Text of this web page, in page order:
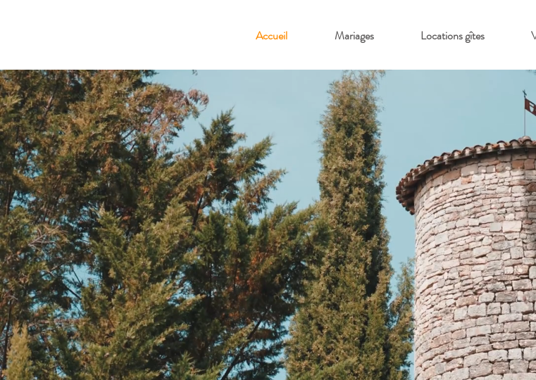
Accueil Mariages Locations gîtes